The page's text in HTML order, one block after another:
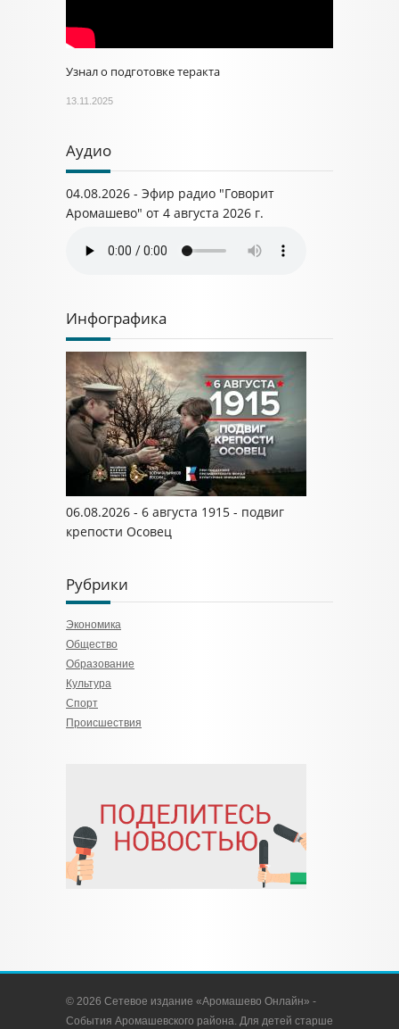
Узнал о подготовке теракта
13.11.2025
Аудио
04.08.2026 - Эфир радио "Говорит
Аромашево" от 4 августа 2026 г.
Инфографика
06.08.2026 - 6 августа 1915 - подвиг
крепости Осовец
Рубрики
Экономика
Общество
Образование
Культура
Спорт
Происшествия
© 2026 Сетевое издание «Аромашево Онлайн» -
События Аромашевского района. Для детей старше